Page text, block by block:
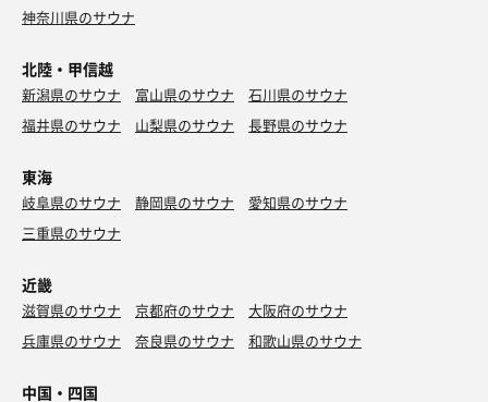
神奈川県のサウナ
北陸・甲信越
新潟県のサウナ 富山県のサウナ
石川県のサウナ
福井県のサウナ
山梨県のサウナ 長野県のサウナ
東海
岐阜県のサウナ 静岡県のサウナ
愛知県のサウナ
三重県のサウナ
近畿
滋賀県のサウナ 京都府のサウナ
大阪府のサウナ
兵庫県のサウナ
奈良県のサウナ 和歌山県のサウナ
中国・四国